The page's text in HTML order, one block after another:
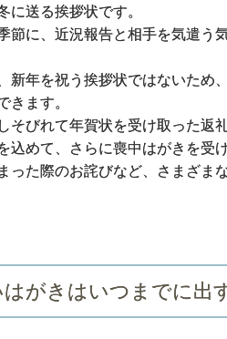
に送る挨拶状です。
節に、近況報告と相手を気遣う
新年を祝う挨拶状ではないため
きます。
そびれて年賀状を受け取った返
込めて、さらに喪中はがきを受
った際のお詫びなど、さまざま
がきはいつまでに出